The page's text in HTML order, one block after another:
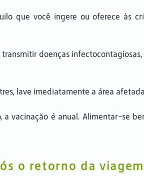
que você ingere ou oferece às
doenças
lave imediatamente a área
vacinação é anual. Alimentar-se
o retorno da